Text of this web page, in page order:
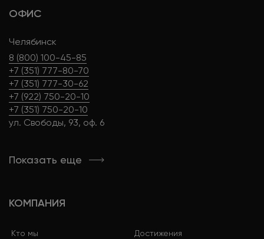
ОФИС
Челябинск
8 (800) 100-45-85
+7 (351) 777-80-70
+7 (351) 777-30-62
+7 (922) 750-20-10
+7 (351) 750-20-10
ул. Свободы, 93, оф. 6
Показать еще
КОМПАНИЯ
Кто мы
Достижения